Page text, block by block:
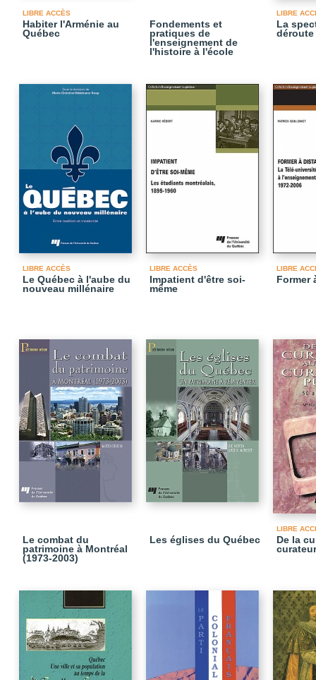
LIBRE ACCÈS
Habiter l'Arménie au
Québec
Fondements et
pratiques de
l'enseignement de
l'histoire à l'école
LIBRE
La
LIBRE ACCÈS
Le Québec à l'aube du
nouveau millénaire
LIBRE ACCÈS
Impatient d'être soi-
même
LIBRE
Former
Le combat du
patrimoine à Montréal
(1973-2003)
Les églises du Québec
LIBRE
De la